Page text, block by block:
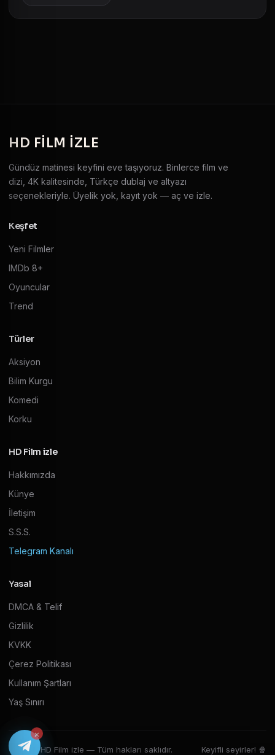
HD FILM IZLE
Gündüz matinesi keyfini eve taşıyoruz. Binlerce film ve
dizi, 4K kalitesinde, Türkçe dublaj ve altyazı
seçenekleriyle. Üyelik yok, kayıt yok — aç ve izle.
Keşfet
Yeni Filmler
IMDb 8+
Oyuncular
Trend
Türler
Aksiyon
Bilim Kurgu
Komedi
Korku
HD Film izle
Hakkımızda
Künye
İletişim
S.S.S.
Telegram Kanalı
Yasal
DMCA & Telif
Gizlilik
KVKK
Çerez Politikası
Kullanım Şartları
Yaş Sınırı
© 2026 HD Film izle — Tüm hakları saklıdır. Keyifli seyirler! 🍿
×